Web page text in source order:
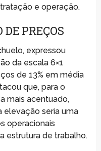
e operação.
PREÇOS
expressou
da escala 6×1
de 13% em média
que, para o
mais acentuado,
elevação seria uma
operacionais
estrutura de trabalho.